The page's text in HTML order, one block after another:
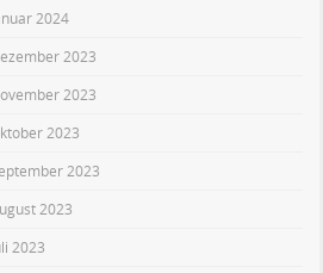
2024
2023
2023
2023
2023
2023
2023